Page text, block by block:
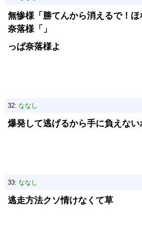
無惨様「勝てんから消えるで！ほ
奈落様「」
っぱ奈落様よ
32: ななし
爆発して逃げるから手に負えない
33: ななし
逃走方法クソ情けなくて草